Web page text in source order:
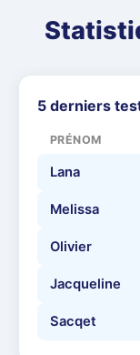
5 derniers
PRÉNOM
Lana
Melissa
Olivier
Jacqueline
Sacqet